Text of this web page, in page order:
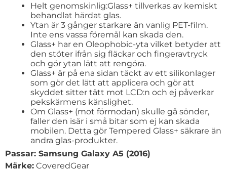
Helt genomskinlig:Glass+ tillverkas av kemiskt
behandlat härdat glas.
Ytan är 3 gånger starkare än vanlig PET-film.
Inte ens vassa föremål kan skada den.
Glass+ har en Oleophobic-yta vilket betyder att
den stöter ifrån sig fläckar och fingeravtryck
och gör ytan lätt att rengöra.
Glass+ är på ena sidan täckt av ett silikonlager
som gör det lätt att applicera och gör att
skyddet sitter tätt mot LCD:n och ej påverkar
pekskärmens känslighet.
Om Glass+ (mot förmodan) skulle gå sönder,
faller den isär i små bitar som ej kan skada
mobilen. Detta gör Tempered Glass+ säkrare än
andra glas-produkter.
Passar: Samsung Galaxy A5 (2016)
Märke: CoveredGear